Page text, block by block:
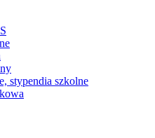
stypendia szkolne